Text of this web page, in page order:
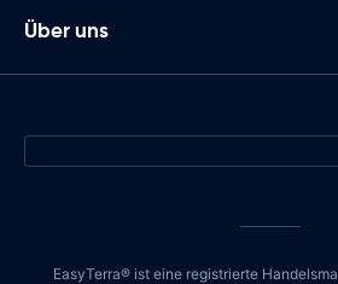
Über uns
EasyTerra® ist eine registrierte